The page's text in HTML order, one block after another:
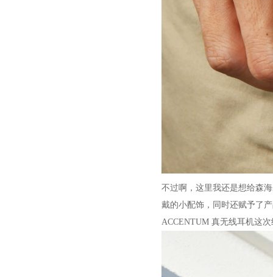
不过啊，这里我还是想给森
戴的小配饰，同时还赋予了
ACCENTUM 真无线耳机这